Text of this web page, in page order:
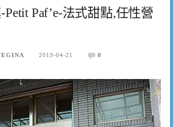
Paf’e-法式甜點,任性營
2019-04-21 0